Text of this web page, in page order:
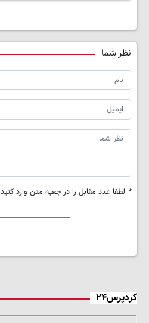
نظر شما
* لطفا عدد مقابل را در جعبه متن وارد کنید
کردپرس۲۴